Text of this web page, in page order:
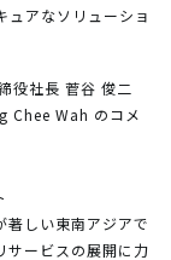
ュアなソリューショ
役社長 菅谷 俊二
Chee Wah のコメ
著しい東南アジアで
サービスの展開に力